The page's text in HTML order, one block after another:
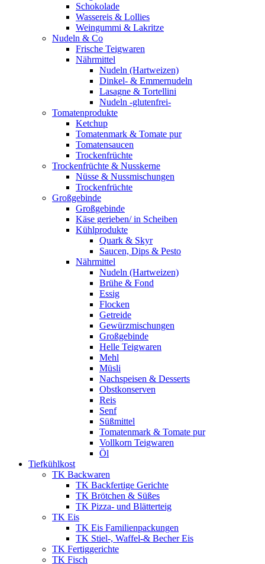
Schokolade
Wassereis & Lollies
Weingummi & Lakritze
Nudeln & Co
Frische Teigwaren
Nährmittel
Nudeln (Hartweizen)
Dinkel- & Emmernudeln
Lasagne & Tortellini
Nudeln -glutenfrei-
Tomatenprodukte
Ketchup
Tomatenmark & Tomate pur
Tomatensaucen
Trockenfrüchte
Trockenfrüchte & Nusskerne
Nüsse & Nussmischungen
Trockenfrüchte
Großgebinde
Großgebinde
Käse gerieben/ in Scheiben
Kühlprodukte
Quark & Skyr
Saucen, Dips & Pesto
Nährmittel
Nudeln (Hartweizen)
Brühe & Fond
Essig
Flocken
Getreide
Gewürzmischungen
Großgebinde
Helle Teigwaren
Mehl
Müsli
Nachspeisen & Desserts
Obstkonserven
Reis
Senf
Süßmittel
Tomatenmark & Tomate pur
Vollkorn Teigwaren
Öl
Tiefkühlkost
TK Backwaren
TK Backfertige Gerichte
TK Brötchen & Süßes
TK Pizza- und Blätterteig
TK Eis
TK Eis Familienpackungen
TK Stiel-, Waffel-& Becher Eis
TK Fertiggerichte
TK Fisch